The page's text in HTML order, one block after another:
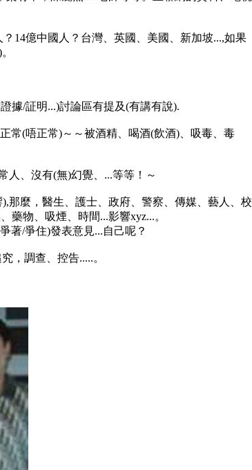
14億中國人？台灣、英國、美國、新加坡...,如果
據/証明...)討論區有提及(有講有說).
常(唔正常)～～被酒精、喝酒(飲酒)、吸毒、毒
人、沒有(無)幻覺、...等等！～
那麼，醫生、護士、政府、警察、傳媒、藝人、校
藥物、吸煙、時間...影響xyz...。
著/爭住)發表意見...自己呢？
，調查、控告.....。